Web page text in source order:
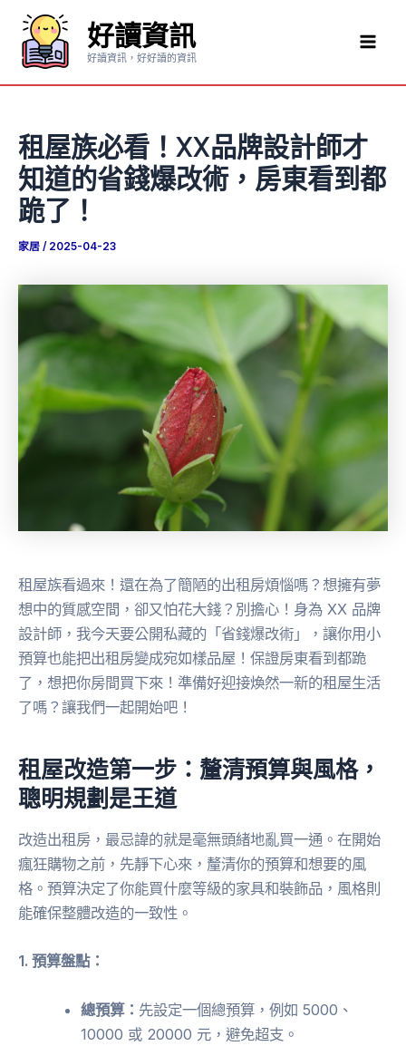
要
好讀資訊
好讀資訊，好好讀的資訊
租屋族必看！XX品牌設計師才
知道的省錢爆改術，房東看到都
跪了！
家居 / 2025-04-23
租屋族看過來！還在為了簡陋的出租房煩惱嗎？想擁有夢
想中的質感空間，卻又怕花大錢？別擔心！身為 XX 品牌
設計師，我今天要公開私藏的「省錢爆改術」，讓你用小
預算也能把出租房變成宛如樣品屋！保證房東看到都跪
了，想把你房間買下來！準備好迎接煥然一新的租屋生活
了嗎？讓我們一起開始吧！
租屋改造第一步：釐清預算與風格，
聰明規劃是王道
改造出租房，最忌諱的就是毫無頭緒地亂買一通。在開始
瘋狂購物之前，先靜下心來，釐清你的預算和想要的風
格。預算決定了你能買什麼等級的家具和裝飾品，風格則
能確保整體改造的一致性。
1. 預算盤點：
總預算： 先設定一個總預算，例如 5000、
10000 或 20000 元，避免超支。